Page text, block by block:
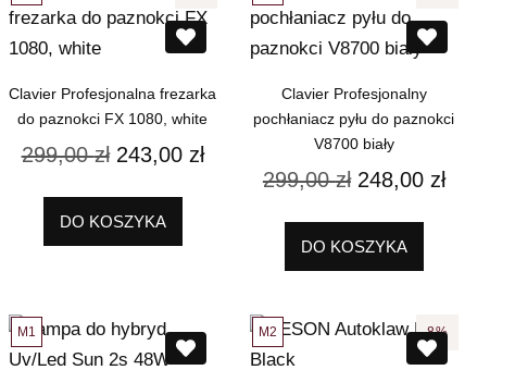
Clavier Profesjonalna frezarka
do paznokci FX 1080, white
299,00zł 243,00 zł
DO KOSZYKA
Clavier Profesjonalny
pochłaniacz pyłu do paznokci
V8700 biały
299,00zł 248,00 zł
DO KOSZYKA
M1 8%
M2